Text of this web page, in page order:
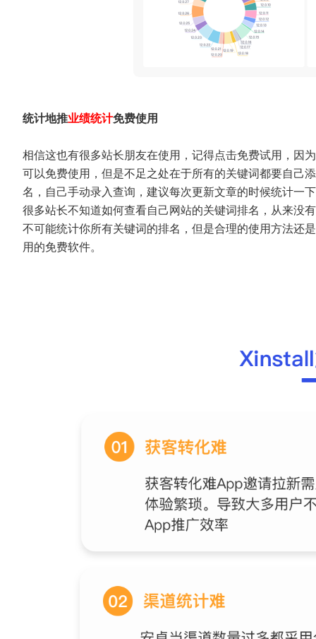
统计地推业绩统计免费使用
相信这也有很多站长朋友在使用，记得点击免费试用，因
可以免费使用，但是不足之处在于所有的关键词都要自己
名，自己手动录入查询，建议每次更新文章的时候统计一
很多站长不知道如何查看自己网站的关键词排名，从来没
不可能统计你所有关键词的排名，但是合理的使用方法还
用的免费软件。